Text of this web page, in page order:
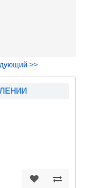
>>